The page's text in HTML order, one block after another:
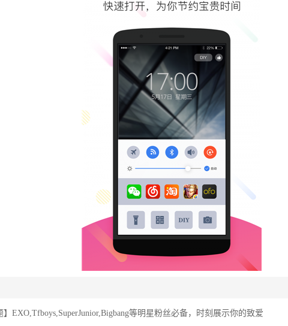
EXO,Tfboys,SuperJunior,Bigbang等明星粉丝必备，时刻展示你的致爱